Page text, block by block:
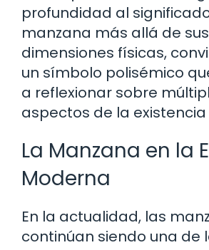
profundidad al
manzana más allá de sus
dimensiones físicas,
un símbolo polisémico
a reflexionar sobre
aspectos de la
La Manzana en la
Moderna
En la actualidad, las
continúan siendo una de